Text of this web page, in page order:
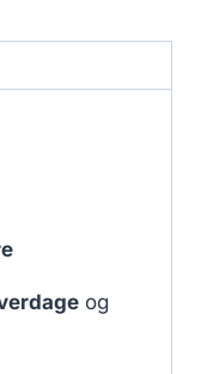
og